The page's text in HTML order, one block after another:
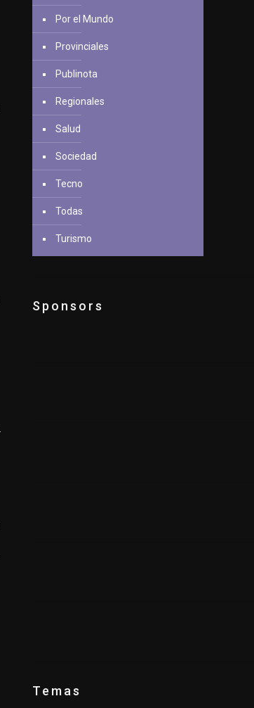
Por el Mundo
Provinciales
Publinota
Regionales
Salud
Sociedad
Tecno
Todas
Turismo
Sponsors
Temas